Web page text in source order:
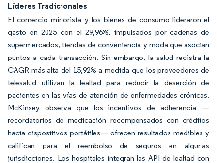
Líderes Tradicionales
El comercio minorista y los bienes de consumo lideraron el
gasto en 2025 con el 29,96%, impulsados por cadenas de
supermercados, tiendas de conveniencia y moda que asocian
puntos a cada transacción. Sin embargo, la salud registra la
CAGR más alta del 15,92% a medida que los proveedores de
telesalud utilizan la lealtad para reducir la deserción de
pacientes en las vías de atención de enfermedades crónicas.
McKinsey observa que los incentivos de adherencia —
recordatorios de medicación recompensados con créditos
hacia dispositivos portátiles— ofrecen resultados medibles y
califican para el reembolso de seguros en algunas
jurisdicciones. Los hospitales integran las API de lealtad con